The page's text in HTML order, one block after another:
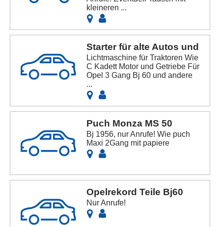
kleineren ...
Starter für alte Autos und
Lichtmaschine für Traktoren Wie
C Kadett Motor und Getriebe Für
Opel 3 Gang Bj 60 und andere
...
Puch Monza MS 50
Bj 1956, nur Anrufe! Wie puch
Maxi 2Gang mit papiere
Opelrekord Teile Bj60
Nur Anrufe!